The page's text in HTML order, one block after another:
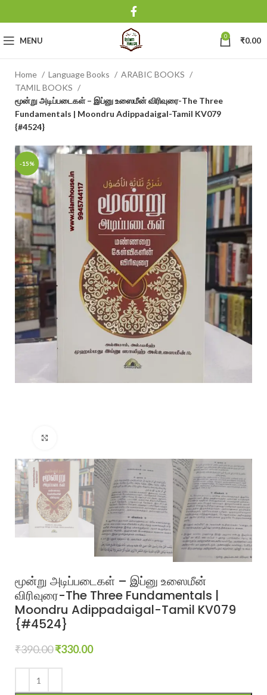
MENU 0 ₹0.00
Home Language Books
ARABIC BOOKS
TAMIL BOOKS
மூன்று அடிப்படைகள் – இப்னு உஸைமீன் விரிவுரை-The Three
Fundamentals | Moondru Adippadaigal-Tamil KV079
{#4524}
-15%
மூன்று அடிப்படைகள் – இப்னு உஸைமீன்
விரிவுரை-The Three Fundamentals |
Moondru Adippadaigal-Tamil KV079
{#4524}
₹390.00₹330.00